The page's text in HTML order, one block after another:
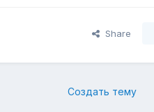
Share
Создать тему